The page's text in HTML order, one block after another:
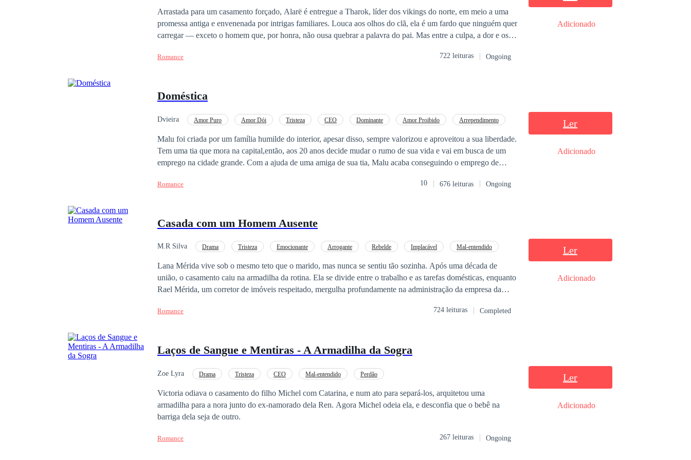
Arrastada para um casamento forçado, Alarë é entregue a Tharok, líder dos vikings do norte, em meio a uma
promessa antiga e envenenada por intrigas familiares. Louca aos olhos do clã, ela é um fardo que ninguém quer
carregar — exceto o homem que, por honra, não ousa quebrar a palavra do pai. Mas entre a culpa, a dor e os
despertar.
Romance 722 leituras Ongoing
Adicionado
Doméstica
Dvieira Amor Puro Amor Dói Tristeza CEO Dominante Amor Proibido Arrependimento
Malu foi criada por um família humilde do interior, apesar disso, sempre valorizou e aproveitou a sua liberdade.
Tem uma tia que mora na capital,então, aos 20 anos decide mudar o rumo de sua vida e vai em busca de um
emprego na cidade grande. Com a ajuda de uma amiga de sua tia, Malu acaba conseguindo o emprego de
trabalho. Confia somente em seu avô, pois, Leva consigo marcas de um passado obscuro, sendo assim, evita
Ele não quer se envolver.
Romance 10 676 leituras Ongoing
Ler
Adicionado
Casada com um Homem Ausente
M.R Silva Drama Tristeza Emocionante Arrogante Rebelde Implacável
Mal-entendido
Lana Mérida vive sob o mesmo teto que o marido, mas nunca se sentiu tão sozinha. Após uma década de
união, o casamento caiu na armadilha da rotina. Ela se divide entre o trabalho e as tarefas domésticas, enquanto
Rael Mérida, um corretor de imóveis respeitado, mergulha profundamente na administração da empresa da
casados se aproximando (e dez de história), Lana decide fazer uma última tentativa de reacender a chama que
escolhas e a busca por um sentimento que insiste em sobreviver ao silêncio.
Romance 724 leituras Completed
Ler
Adicionado
Laços de Sangue e Mentiras - A Armadilha da Sogra
Zoe Lyra Drama Tristeza CEO Mal-entendido Perdão
Victoria odiava o casamento do filho Michel com Catarina, e num ato para separá-los, arquitetou uma
armadilha para a nora junto do ex-namorado dela Ren. Agora Michel odeia ela, e desconfia que o bebê na
barriga dela seja de outro.
Romance 267 leituras Ongoing
Ler
Adicionado